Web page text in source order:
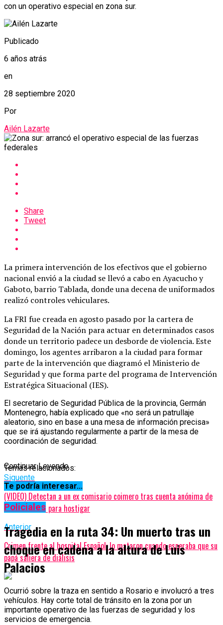
con un operativo especial en zona sur.
Publicado
6 años atrás
en
28 septiembre 2020
Por
Ailén Lazarte
Share
Tweet
La primera intervención de los efectivos que el gobierno
nacional envió a la ciudad se llevó a cabo en Ayacucho y
Gaboto, barrio Tablada, donde una decena de uniformados
realizó controles vehiculares.
La FRI fue creada en agosto pasado por la cartera de
Seguridad de la Nación para actuar en determinados casos
donde un territorio padece un desborde de violencia. Este
domingo, los agentes arribaron a la ciudad para formar
parte de la intervención que diagramó el Ministerio de
Seguridad y que forma parte del programa de Intervención
Estratégica Situacional (IES).
El secretario de Seguridad Pública de la provincia, Germán
Montenegro, había explicado que «no será un patrullaje
aleatorio, sino en base a una mesa de información precisa»
que se irá ajustando regularmente a partir de la mesa de
coordinación de seguridad.
Temas relacionados:
Siguente
(VIDEO) Detectan a un ex comisario coimero tras cuenta anónima de
Twitter usada para hostigar
Anterior
Crimen frente al hospital Español: lo mataron cuando esperaba que su
papá saliera de diálisis
Continuar Leyendo
Te podría interesar...
Policiales
Tragedia en la ruta 34: Un muerto tras un
choque en cadena a la altura de Luis
Palacios
Ocurrió sobre la traza en sentido a Rosario e involucró a tres
vehículos. Hay corte total de tránsito en la zona por un
importante operativo de las fuerzas de seguridad y los
servicios de emergencia.